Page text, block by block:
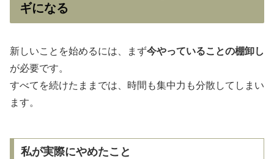
ギになる
新しいことを始めるには、まず今やっていることの棚卸し
が必要です。
すべてを続けたままでは、時間も集中力も分散してしまい
ます。
私が実際にやめたこと